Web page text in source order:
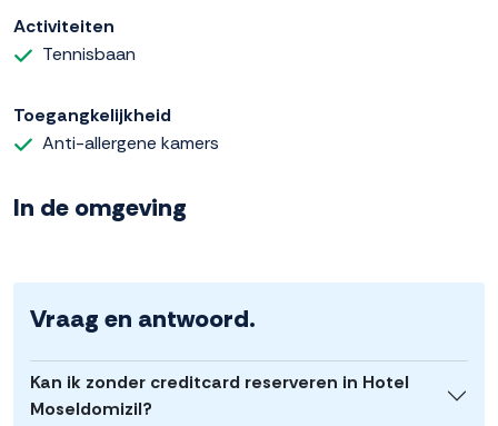
Activiteiten
Tennisbaan
Toegangkelijkheid
Anti-allergene kamers
In de omgeving
Vraag en antwoord.
Kan ik zonder creditcard reserveren in Hotel
Moseldomizil?